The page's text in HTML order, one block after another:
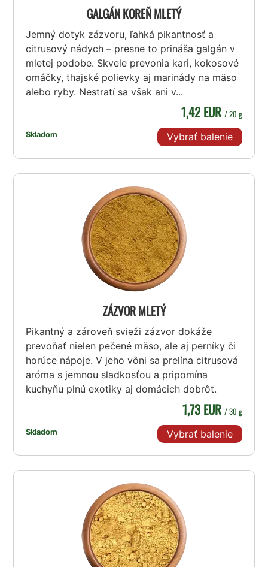
GALGÁN KOREŇ MLETÝ
Jemný dotyk zázvoru, ľahká pikantnosť a
citrusový nádych – presne to prináša galgán v
mletej podobe. Skvele prevonia kari, kokosové
omáčky, thajské polievky aj marinády na mäso
alebo ryby. Nestratí sa však ani v...
Skladom
1,42 EUR / 20 g
Vybrať balenie
ZÁZVOR MLETÝ
Pikantný a zároveň svieži zázvor dokáže
prevoňať nielen pečené mäso, ale aj perníky či
horúce nápoje. V jeho vôni sa prelína citrusová
aróma s jemnou sladkosťou a pripomína
kuchyňu plnú exotiky aj domácich dobrôt.
Skladom
1,73 EUR / 30 g
Vybrať balenie